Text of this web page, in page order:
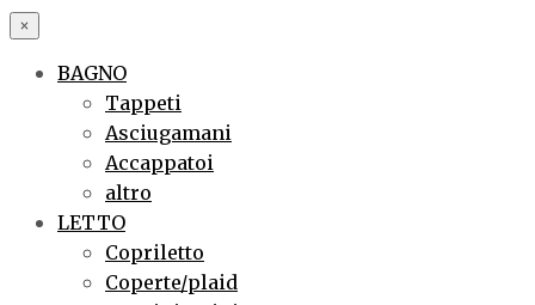
×
BAGNO
Tappeti
Asciugamani
Accappatoi
altro
LETTO
Copriletto
Coperte/plaid